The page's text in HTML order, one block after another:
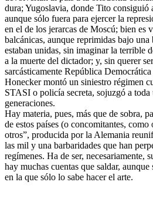
dura; Yugoslavia, donde Tito consiguió
aunque sólo fuera para ejercer la
en el de los jerarcas de Moscú; bien es
balcánicas, aunque reprimidas bajo
estaban unidas, sin imaginar la terrible
a la muerte del dictador; y, sin querer
sarcásticamente República
Honecker montó un siniestro régimen
STASI o policía secreta, sojuzgó a toda
generaciones.
Hay materia, pues, más que de sobra,
de estos países (o concomitantes,
otros”, producida por la Alemania
las mil y una barbaridades que han
regímenes. Ha de ser, necesariamente,
hay muchas cuentas que saldar,
en la que sólo lo sabe hacer el arte.